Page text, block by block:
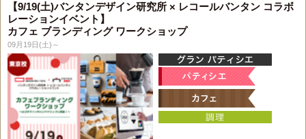
【9/19(土)バンタンデザイン研究所 × レコールバンタン コラボ
レーションイベント】
カフェ ブランディング ワークショップ
09月19日(土)～